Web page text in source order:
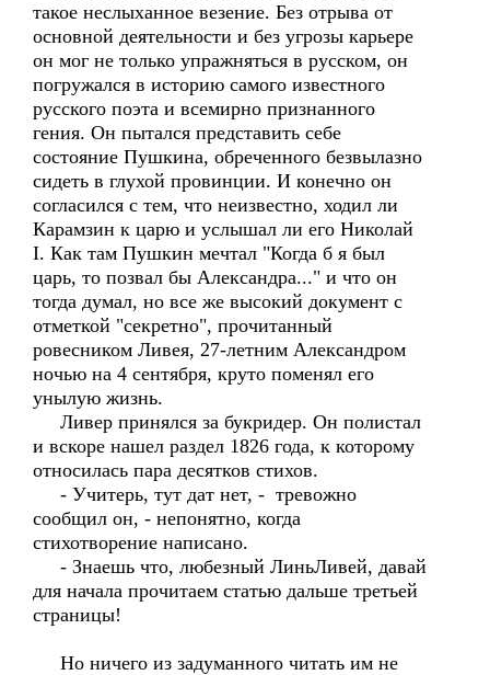
такое неслыханное везение. Без отрыва от
основной деятельности и без угрозы карьере
он мог не только упражняться в русском, он
погружался в историю самого известного
русского поэта и всемирно признанного
гения. Он пытался представить себе
состояние Пушкина, обреченного безвылазно
сидеть в глухой провинции. И конечно он
согласился с тем, что неизвестно, ходил ли
Карамзин к царю и услышал ли его Николай
I. Как там Пушкин мечтал "Когда б я был
царь, то позвал бы Александра..." и что он
тогда думал, но все же высокий документ с
отметкой "секретно", прочитанный
ровесником Ливея, 27-летним Александром
ночью на 4 сентября, круто поменял его
унылую жизнь.
Ливер принялся за букридер. Он полистал
и вскоре нашел раздел 1826 года, к которому
относилась пара десятков стихов.
- Учитерь, тут дат нет, - тревожно
сообщил он, - непонятно, когда
стихотворение написано.
- Знаешь что, любезный ЛиньЛивей, давай
для начала прочитаем статью дальше третьей
страницы!
Но ничего из задуманного читать им не